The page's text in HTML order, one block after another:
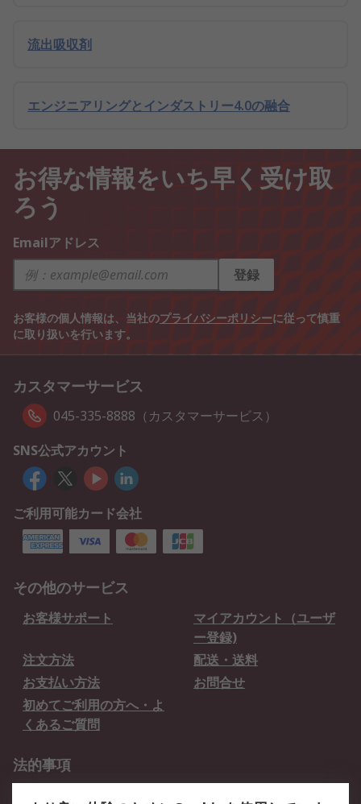
流出吸収剤
エンジニアリングとインダストリー4.0の融合
お得な情報をいち早く受け取
ろう
Emailアドレス
登録
お客様の個人情報は、当社のプライバシーポリシーに従って慎重
に取り扱いを行います。
カスタマーサービス
045-335-8888（カスタマーサービス）
SNS公式アカウント
ご利用可能カード会社
その他のサービス
お客様サポート
マイアカウント（ユーザ
ー登録)
注文方法
配送・送料
お支払い方法
お問合せ
初めてご利用の方へ・よ
くあるご質問
法的事項